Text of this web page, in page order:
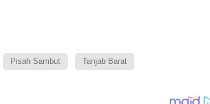
Pisah Sambut Tanjab Barat